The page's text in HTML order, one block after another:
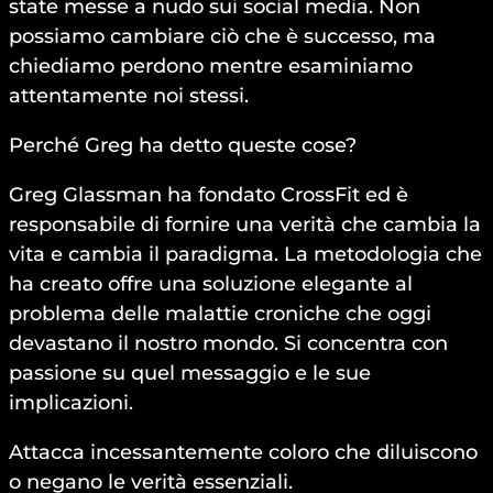
state messe a nudo sui social media. Non
possiamo cambiare ciò che è successo, ma
chiediamo perdono mentre esaminiamo
attentamente noi stessi.
Perché Greg ha detto queste cose?
Greg Glassman ha fondato CrossFit ed è
responsabile di fornire una verità che cambia la
vita e cambia il paradigma. La metodologia che
ha creato offre una soluzione elegante al
problema delle malattie croniche che oggi
devastano il nostro mondo. Si concentra con
passione su quel messaggio e le sue
implicazioni.
Attacca incessantemente coloro che diluiscono
o negano le verità essenziali.